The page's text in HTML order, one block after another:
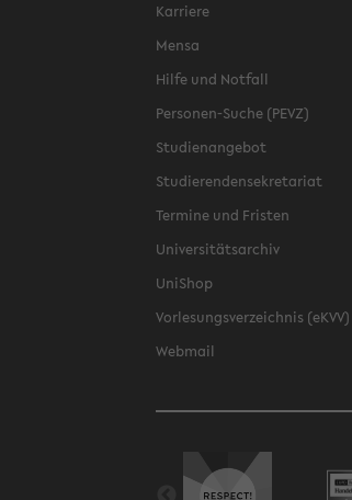
Karriere
Mensa
Hilfe und Notfall
Personen-Suche (PEVZ)
Studienangebot
Studierendensekretariat
Termine und Fristen
Universitätsarchiv
UniShop
Vorlesungsverzeichnis (eKVV)
Webmail